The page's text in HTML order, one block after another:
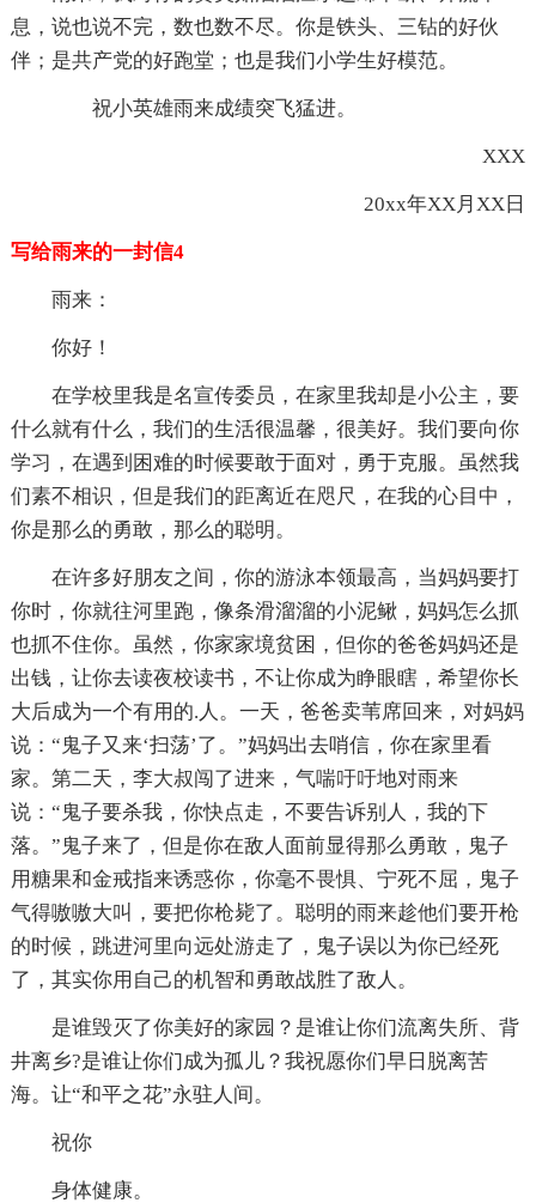
息，说也说不完，数也数不尽。你是铁头、三钻的好伙
伴；是共产党的好跑堂；也是我们小学生好模范。
祝小英雄雨来成绩突飞猛进。
XXX
20xx年XX月XX日
写给雨来的一封信4
雨来：
你好！
在学校里我是名宣传委员，在家里我却是小公主，要
什么就有什么，我们的生活很温馨，很美好。我们要向你
学习，在遇到困难的时候要敢于面对，勇于克服。虽然我
们素不相识，但是我们的距离近在咫尺，在我的心目中，
你是那么的勇敢，那么的聪明。
在许多好朋友之间，你的游泳本领最高，当妈妈要打
你时，你就往河里跑，像条滑溜溜的小泥鳅，妈妈怎么抓
也抓不住你。虽然，你家家境贫困，但你的爸爸妈妈还是
出钱，让你去读夜校读书，不让你成为睁眼瞎，希望你长
大后成为一个有用的.人。一天，爸爸卖苇席回来，对妈妈
说：“鬼子又来‘扫荡’了。”妈妈出去哨信，你在家里看
家。第二天，李大叔闯了进来，气喘吁吁地对雨来
说：“鬼子要杀我，你快点走，不要告诉别人，我的下
落。”鬼子来了，但是你在敌人面前显得那么勇敢，鬼子
用糖果和金戒指来诱惑你，你毫不畏惧、宁死不屈，鬼子
气得嗷嗷大叫，要把你枪毙了。聪明的雨来趁他们要开枪
的时候，跳进河里向远处游走了，鬼子误以为你已经死
了，其实你用自己的机智和勇敢战胜了敌人。
是谁毁灭了你美好的家园？是谁让你们流离失所、背
井离乡?是谁让你们成为孤儿？我祝愿你们早日脱离苦
海。让“和平之花”永驻人间。
祝你
身体健康。